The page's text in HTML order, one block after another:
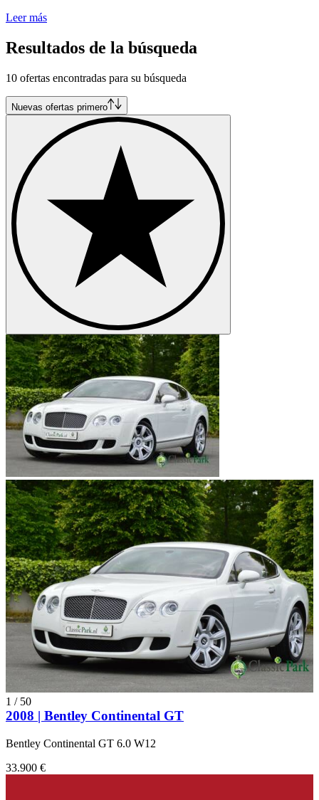
Leer más
Resultados de la búsqueda
10 ofertas encontradas para su búsqueda
Nuevas ofertas primero
1 / 50
2008 | Bentley Continental GT
Bentley Continental GT 6.0 W12
33.900 €